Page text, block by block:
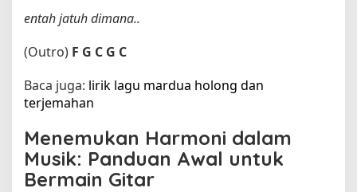
entah jatuh dimana..
(Outro) F G C G C
Baca juga: lirik lagu mardua holong dan
terjemahan​
Menemukan Harmoni dalam
Musik: Panduan Awal untuk
Bermain Gitar